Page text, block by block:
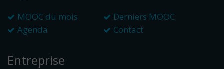
MOOC du mois
Derniers MOOC
Agenda
Contact
Entreprise